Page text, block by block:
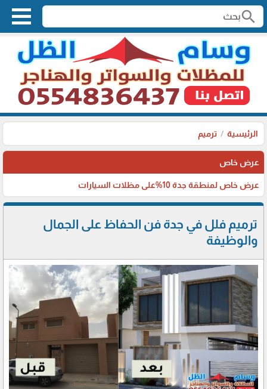
search
الرئيسية ترميم
عرض خاص
عرض خاص لمنطقة جدة 10%على مظلات السيارات
ترميم فلل في جدة فن الحفاظ على الجمال
والوظيفة